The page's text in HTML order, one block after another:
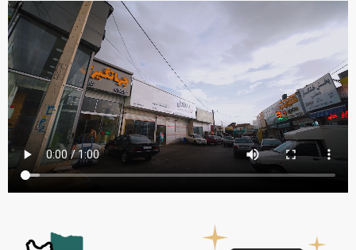
مجموعه، امکان خرید اقتصادی و مطمئن را برای عطاری‌ها،
تولیدکنندگان، شرکت‌ها و صادرکنندگان فراهم کرده و
همکاری‌های بلندمدت با خریداران عمده را رقم زده است.
فروشگاه آنلاین زرین گیاه نیز ارتباط مستقیم با تولیدکنندگان و
تأمین سریع محصولات در حجم‌های بالا را همراه با مشاوره
تخصصی ممکن می‌سازد. این مجموعه تحت برند «آقای عطار»
به‌صورت حضوری نیز فعالیت دارد و طیف گسترده‌ای از
ادویه‌جات، گیاهان دارویی، عرقیجات و انواع بذر را عرضه می‌کند.
برای بازدید حضوری و ارزیابی کیفیت، می‌توانید به فروشگاه آقای
مراجعه کنید و تجربه‌ای مطمئن و آگاهانه از خرید عمده داشته